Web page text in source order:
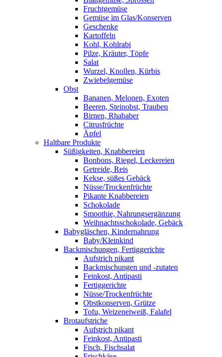
Fruchtgemüse
Gemüse im Glas/Konserven
Geschenke
Kartoffeln
Kohl, Kohlrabi
Pilze, Kräuter, Töpfe
Salat
Wurzel, Knollen, Kürbis
Zwiebelgemüse
Obst
Bananen, Melonen, Exoten
Beeren, Steinobst, Trauben
Birnen, Rhababer
Citrusfrüchte
Äpfel
Haltbare Produkte
Süßigkeiten, Knabbereien
Bonbons, Riegel, Leckereien
Getreide, Reis
Kekse, süßes Gebäck
Nüsse/Trockenfrüchte
Pikante Knabbereien
Schokolade
Smoothie, Nahrungsergänzung
Weihnachtsschokolade, Gebäck
Babygläschen, Kindernahrung
Baby/Kleinkind
Backmischungen, Fertiggerichte
Aufstrich pikant
Backmischungen und -zutaten
Feinkost, Antipasti
Fertiggerichte
Nüsse/Trockenfrüchte
Obstkonserven, Grütze
Tofu, Weizeneiweiß, Falafel
Brotaufstriche
Aufstrich pikant
Feinkost, Antipasti
Fisch, Fischsalat